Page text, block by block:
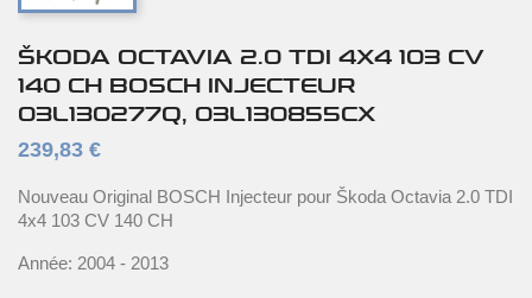
ŠKODA OCTAVIA 2.0 TDI 4X4 103 CV
140 CH BOSCH INJECTEUR
03L130277Q, 03L130855CX
239,83 €
Nouveau Original BOSCH Injecteur pour Škoda Octavia 2.0 TDI
4x4 103 CV 140 CH
Année: 2004 - 2013